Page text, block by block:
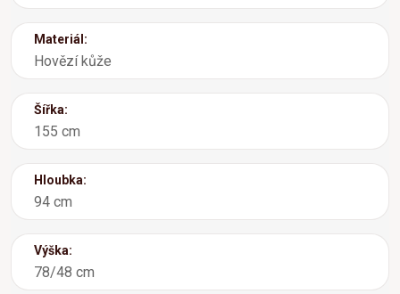
Materiál:
Hovězí kůže
Šířka:
155 cm
Hloubka:
94 cm
Výška:
78/48 cm